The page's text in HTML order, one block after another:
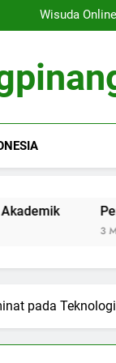
Wisuda
Wisuda
dalamnya
Peran
3 Months Ago
pada